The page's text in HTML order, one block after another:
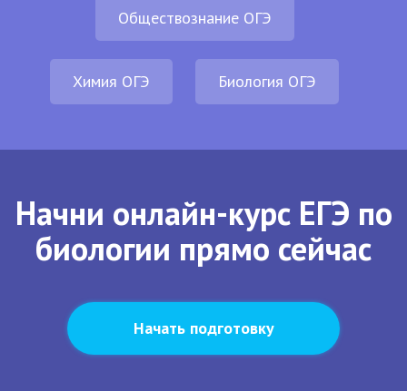
Обществознание ОГЭ
Химия ОГЭ Биология ОГЭ
Начни онлайн-курс ЕГЭ по
биологии прямо сейчас
Начать подготовку